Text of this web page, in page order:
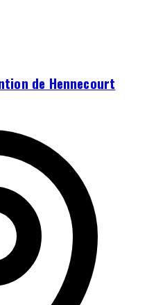
de Hennecourt